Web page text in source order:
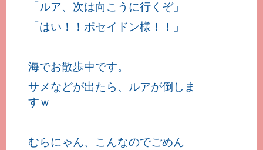
「ルア、次は向こうに行くぞ」
「はい！！ポセイドン様！！」
海でお散歩中です。
サメなどが出たら、ルアが倒しま
すｗ
むらにゃん、こんなのでごめん